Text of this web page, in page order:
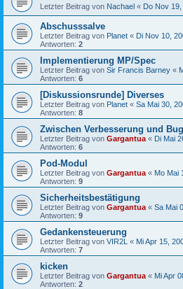
Letzter Beitrag von Nachael « Do Nov
Abschusssalve
Letzter Beitrag von Planet « Di Nov 10,
Antworten: 2
Implementierung MP/Spec
Letzter Beitrag von Sir Francis Barney «
Antworten: 6
[Diskussionsrunde] Diverses
Letzter Beitrag von Planet « Sa Mai 30,
Antworten: 8
Zwischen Verbesserung und
Letzter Beitrag von Gargantua « Di Mai
Antworten: 6
Pod-Modul
Letzter Beitrag von Gargantua « Mo Mai
Antworten: 9
Sicherheitsbestätigung
Letzter Beitrag von Gargantua « Sa Mai
Antworten: 9
Gedankensteuerung
Letzter Beitrag von VIR2L « Mi Apr 15,
Antworten: 7
kicken
Letzter Beitrag von Gargantua « Mi Apr
Antworten: 2